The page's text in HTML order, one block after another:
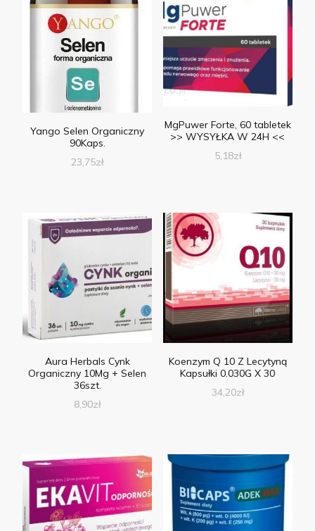
Yango Selen Organiczny
90Kaps.
23,75zł
MgPuwer Forte, 60 tabletek
>> WYSYŁKA W 24H <<
5,18zł
Aura Herbals Cynk
Organiczny 10Mg + Selen
36szt.
8,90zł
Koenzym Q 10 Z Lecytyną
Kapsułki 0.030G X 30
34,20zł